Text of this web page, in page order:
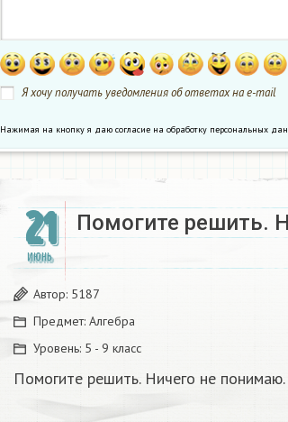
Я хочу получать уведомления об ответах на e-mail
Нажимая на кнопку я даю согласие на обработку персональных
21
ИЮНЬ
Помогите решить.
Автор: 5187
Предмет: Алгебра
Уровень: 5 - 9 класс
Помогите решить. Ничего не понимаю.